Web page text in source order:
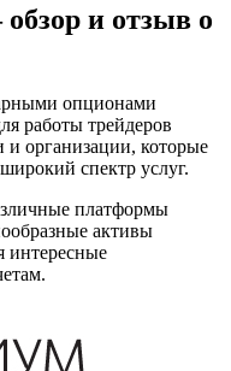
и отзыв о
опционами
работы трейдеров
организации, которые
спектр услуг.
платформы
активы
интересные